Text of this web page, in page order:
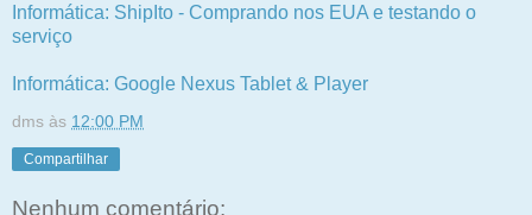
Informática: ShipIto - Comprando nos EUA e testando o
serviço
Informática: Google Nexus Tablet & Player
dms às 12:00 PM
Compartilhar
Nenhum comentário: